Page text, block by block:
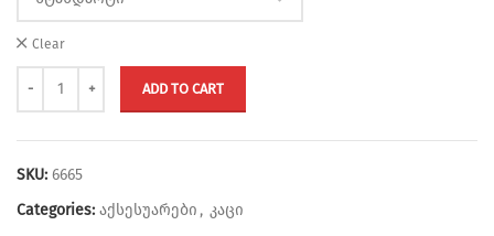
Clear
ADD TO CART
SKU: 6665
Categories: აქსესუარები , კაცი